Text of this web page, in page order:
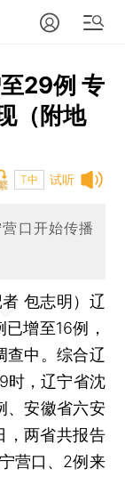
29例 专
（附地
试听
T中
口开始传播
包志明） 辽
增至16例，
查中。综合辽
时，辽宁省沈
、安徽省六安
，两省共报告
营口、2例来